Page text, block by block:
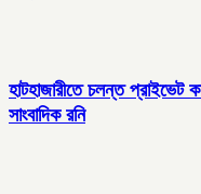
হাটহাজারীতে চলন্ত প্রাইভেট
সাংবাদিক রনি